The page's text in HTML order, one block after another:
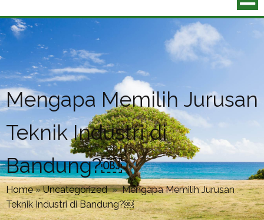
Mengapa Memilih Jurusan
Teknik Industri di
Bandung?￼
Home»Uncategorized » Mengapa Memilih Jurusan
Teknik Industri di Bandung?￼